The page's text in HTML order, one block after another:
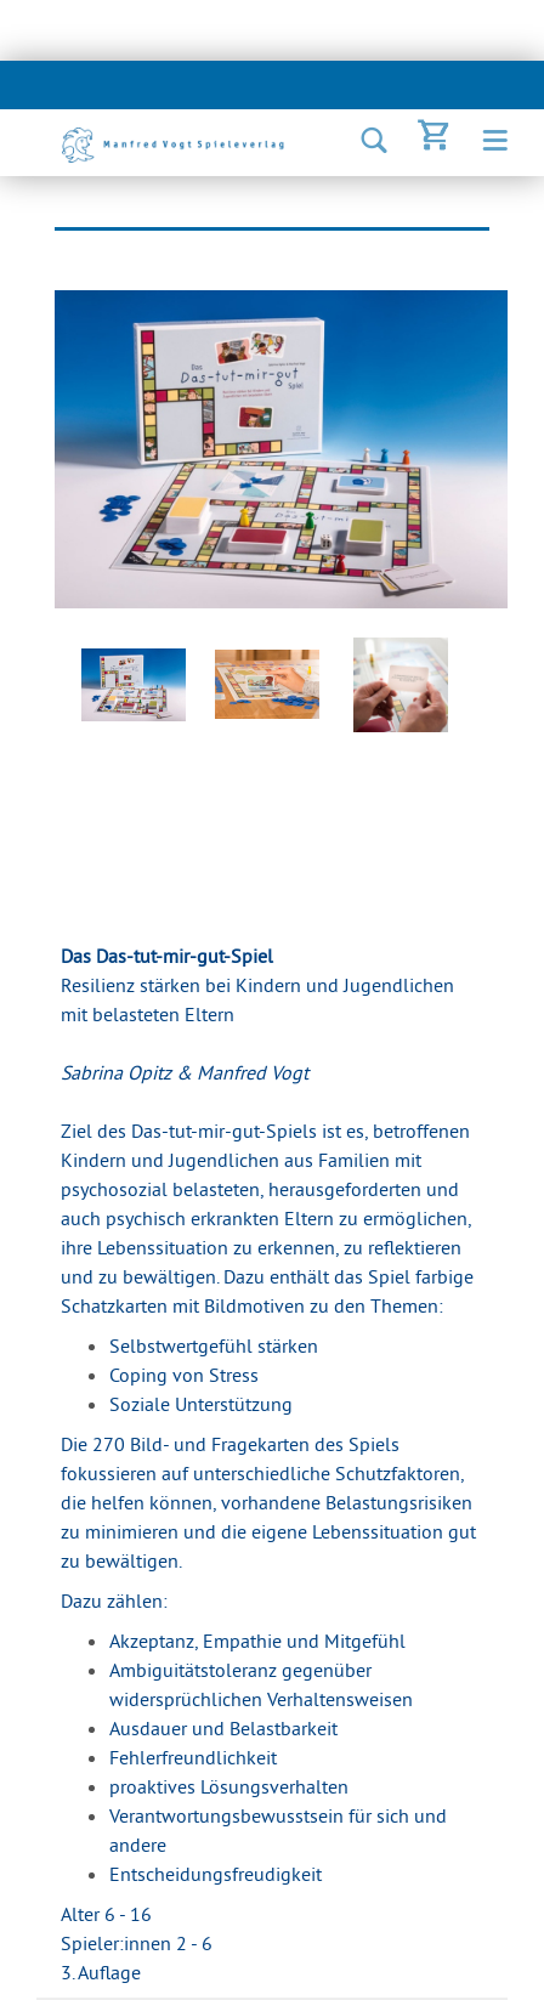
Das Das-tut-mir-gut-Spiel
Resilienz stärken bei Kindern und Jugendlichen
mit belasteten Eltern
Sabrina Opitz & Manfred Vogt
Ziel des Das-tut-mir-gut-Spiels ist es, betroffenen
Kindern und Jugendlichen aus Familien mit
psychosozial belasteten, herausgeforderten und
auch psychisch erkrankten Eltern zu ermöglichen,
ihre Lebenssituation zu erkennen, zu reflektieren
und zu bewältigen. Dazu enthält das Spiel farbige
Schatzkarten mit Bildmotiven zu den Themen:
Selbstwertgefühl stärken
Coping von Stress
Soziale Unterstützung
Die 270 Bild- und Fragekarten des Spiels
fokussieren auf unterschiedliche Schutzfaktoren,
die helfen können, vorhandene Belastungsrisiken
zu minimieren und die eigene Lebenssituation gut
zu bewältigen.
Dazu zählen:
Akzeptanz, Empathie und Mitgefühl
Ambiguitätstoleranz gegenüber
widersprüchlichen Verhaltensweisen
Ausdauer und Belastbarkeit
Fehlerfreundlichkeit
proaktives Lösungsverhalten
Verantwortungsbewusstsein für sich und
andere
Entscheidungsfreudigkeit
Alter 6 - 16
Spieler:innen 2 - 6
3. Auflage